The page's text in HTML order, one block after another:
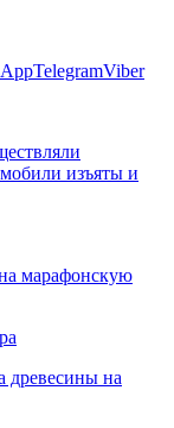
TelegramViber
изъяты и
марафонскую
древесины на